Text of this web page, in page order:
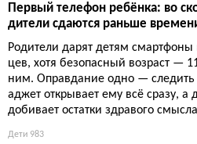
Первый телефон ребёнка: во
дители сдаются раньше
Родители дарят детям
цев, хотя безопасный возраст —
ним. Оправдание одно — следить
аджет открывает ему всё сразу, а
добивает остатки здравого
Дети 983